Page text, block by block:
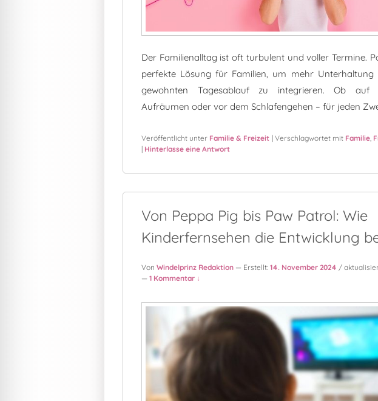
Der Familienalltag ist oft turbulent und voller Termine.
perfekte Lösung für Familien, um mehr
gewohnten Tagesablauf zu integrieren. Ob auf
Aufräumen oder vor dem Schlafengehen – für jeden
Veröffentlicht unter Familie & Freizeit | Verschlagwortet mit Familie,
| Hinterlasse eine Antwort
Von Peppa Pig bis Paw Patrol: Wie
Kinderfernsehen die Entwicklung
Von Windelprinz Redaktion — Erstellt: 14. November 2024 /
— 1 Kommentar ↓